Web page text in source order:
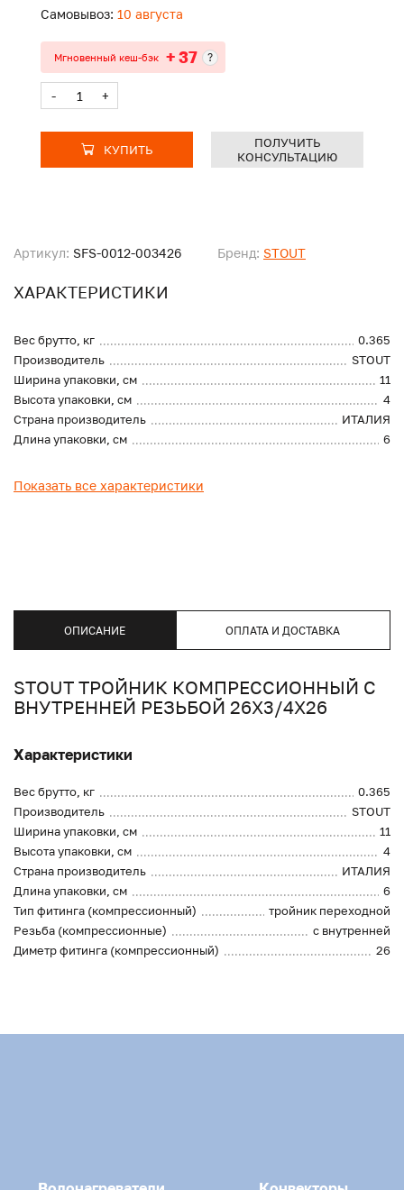
Артикул: SFS-0012-003426 Бренд: STOUT
ХАРАКТЕРИСТИКИ
Вес брутто, кг
0.365
Производитель
STOUT
Ширина упаковки, см
11
Высота упаковки, см
4
Страна производитель
ИТАЛИЯ
Длина упаковки, см
6
Показать все характеристики
Самовывоз: 10 августа
Мгновенный кеш-бэк + 37 ?
- +
КУПИТЬ
ПОЛУЧИТЬ
КОНСУЛЬТАЦИЮ
ОПИСАНИЕ ОПЛАТА И ДОСТАВКА
STOUT ТРОЙНИК КОМПРЕССИОННЫЙ С
ВНУТРЕННЕЙ РЕЗЬБОЙ 26Х3/4Х26
Характеристики
Вес брутто, кг
0.365
Производитель
STOUT
Ширина упаковки, см
11
Высота упаковки, см
4
Страна производитель
ИТАЛИЯ
Длина упаковки, см
6
Тип фитинга (компрессионный)
тройник переходной
Резьба (компрессионные)
с внутренней
Диметр фитинга (компрессионный)
26